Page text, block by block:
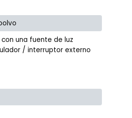
una fuente de luz
/ interruptor externo